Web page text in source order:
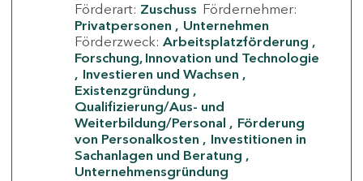
Förderart: Zuschuss Fördernehmer:
Privatpersonen
Unternehmen
Förderzweck: Arbeitsplatzförderung
Forschung, Innovation und Technologie
Investieren und Wachsen
Existenzgründung
Qualifizierung/Aus- und
Weiterbildung/Personal
Förderung
von Personalkosten
Investitionen in
Sachanlagen und Beratung
Unternehmensgründung